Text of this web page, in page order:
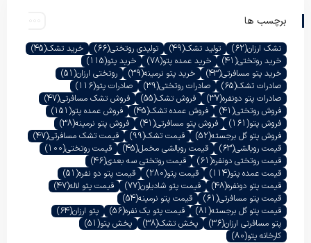
برچسب ها
تشک ارزان(62) تولید تشک(49) تولیدی روتختی(66) خرید تشک(45)
خرید روتختی(41) خرید عمده پتو(78) خرید پتو(115)
خرید پتو مسافرتی(43) خرید پتو نرمینه(39) روتختی ارزان(51)
صادرات تشک(65) صادرات روتختی(39) صادرات پتو(116)
صادرات پتو دونفره(37) فروش تشک(55) فروش تشک مسافرتی(47)
فروش روتختی(41) فروش عمده تشک(45) فروش عمده پتو(151)
فروش پتو(161) فروش پتو مسافرتی(41) فروش پتو نرمینه(38)
فروش پتو گل برجسته(52) قیمت تشک(99) قیمت تشک مسافرتی(47)
قیمت روبالشی(63) قیمت روبالشی مخمل(45) قیمت روتختی(100)
قیمت روتختی دونفره(61) قیمت روتختی سه بعدی(46)
قیمت عمده پتو(114) قیمت پتو(280) قیمت پتو دو نفره(51)
قیمت پتو دونفره(48) قیمت پتو شادیلون(77) قیمت پتو لاله(47)
قیمت پتو مسافرتی(61) قیمت پتو نرمینه(54)
قیمت پتو گل برجسته(81) قیمت پتو یک نفره(56) پتو ارزان(64)
پتو مسافرتی ارزان(36) پخش تشک(38) پخش پتو(51)
کارخانه پتو(80)